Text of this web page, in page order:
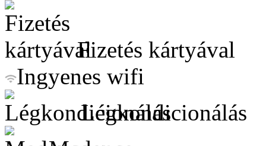
Fizetés kártyával
Ingyenes wifi
Légkondicionálás